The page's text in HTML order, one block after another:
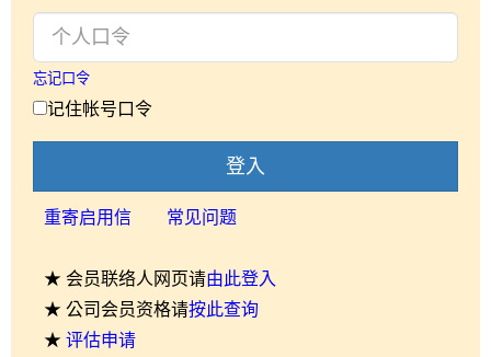
忘记口令
记住帐号口令
登入
重寄启用信 常见问题
★ 会员联络人网页请由此登入
★ 公司会员资格请按此查询
★ 评估申请